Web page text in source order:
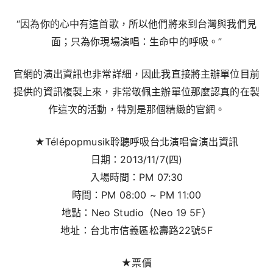
“因為你的心中有這首歌，所以他們將來到台灣與我們見
面；只為你現場演唱：生命中的呼吸。”
官網的演出資訊也非常詳細，因此我直接將主辦單位目前
提供的資訊複製上來，非常敬佩主辦單位那麼認真的在製
作這次的活動，特別是那個精緻的官網。
★Télépopmusik聆聽呼吸台北演唱會演出資訊
日期：2013/11/7(四)
入場時間：PM 07:30
時間：PM 08:00 ~ PM 11:00
地點：Neo Studio（Neo 19 5F）
地址：台北市信義區松壽路22號5F
★票價